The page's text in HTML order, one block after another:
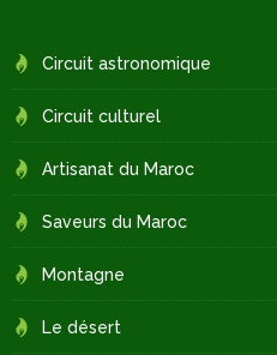
Circuit astronomique
Circuit culturel
Artisanat du Maroc
Saveurs du Maroc
Montagne
Le désert